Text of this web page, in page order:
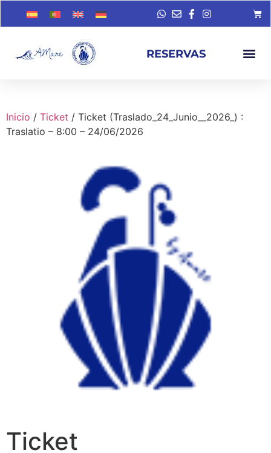
RESERVAS
Inicio / Ticket / Ticket (Traslado_24_Junio__2026_) :
Traslatio – 8:00 – 24/06/2026
Ticket